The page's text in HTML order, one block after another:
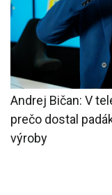
Andrej Bičan: V
prečo dostal
výroby